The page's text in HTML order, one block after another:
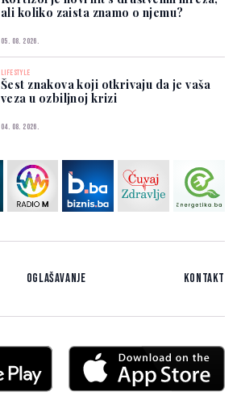
ali koliko zaista znamo o njemu?
05. 08. 2026.
LIFESTYLE
Šest znakova koji otkrivaju da je vaša
veza u ozbiljnoj krizi
04. 08. 2026.
Oglašavanje Kontakt